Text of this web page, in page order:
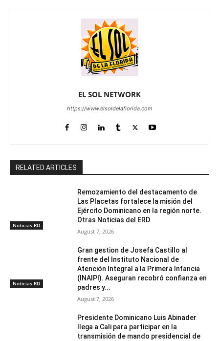
EL SOL NETWORK
https://www.elsoldelaflorida.com
RELATED ARTICLES
Noticias RD
Remozamiento del destacamento de
Las Placetas fortalece la misión del
Ejército Dominicano en la región norte.
Otras Noticias del ERD
August 7, 2026
Noticias RD
Gran gestion de Josefa Castillo al
frente del Instituto Nacional de
Atención Integral a la Primera Infancia
(INAIPI). Aseguran recobró confianza en
padres y...
August 7, 2026
Presidente Dominicano Luis Abinader
llega a Cali para participar en la
transmisión de mando presidencial de